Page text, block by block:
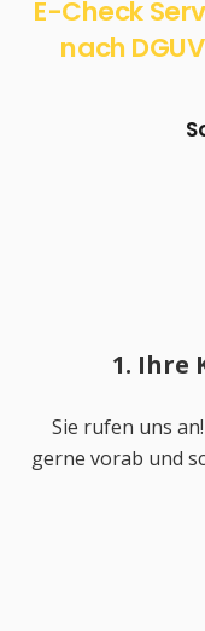
E-Check
nach
1. Ihre
Sie rufen uns
gerne vorab und